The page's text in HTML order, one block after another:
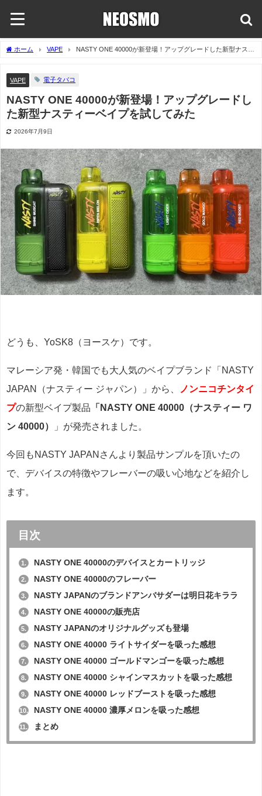
ホーム VAPE
NASTY ONE 40000が新登場！アップグレードした新型ナステ
VAPE 電子タバコ
NASTY ONE 40000が新登場！アップグレードし
た新型ナスティーベイプを試してみた
2026年7月9日
どうも、YoSK8（ヨースケ）です。
マレーシア発・韓国でも大人気のベイプブランド「NASTY
JAPAN（ナスティー ジャパン）」から、
ノンニコチンタイ
プの新型ベイプ製品 「NASTY ONE 40000（ナスティー ワ
ン 40000）
」が発売されました。
今回もNASTY JAPANさんより製品サンプルを頂いたの
で、デバイスの特徴やフレーバーの吸い心地などを紹介し
ます。
目次
1. NASTY ONE 40000のデバイスとカートリッジ
2. NASTY ONE 40000のフレーバー
3. NASTY JAPANのブランドアンバサダーは明日花キララ
4. NASTY ONE 40000の販売店
5. NASTY JAPANのオリジナルグッズも登場
6. NASTY ONE 40000 ライトサイダーを吸った感想
7. NASTY ONE 40000 ゴールドマンゴーを吸った感想
8. NASTY ONE 40000 シャインマスカットを吸った感想
9. NASTY ONE 40000 レッドブーストを吸った感想
10. NASTY ONE 40000 濃厚メロンを吸った感想
11. まとめ